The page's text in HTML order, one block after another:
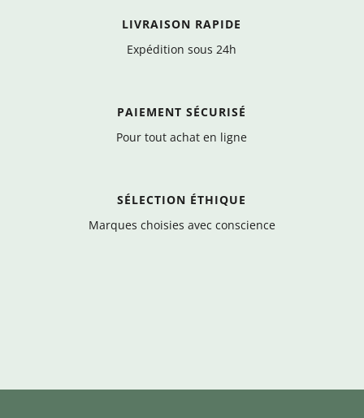
LIVRAISON RAPIDE
Expédition sous 24h
PAIEMENT SÉCURISÉ
Pour tout achat en ligne
SÉLECTION ÉTHIQUE
Marques choisies avec conscience